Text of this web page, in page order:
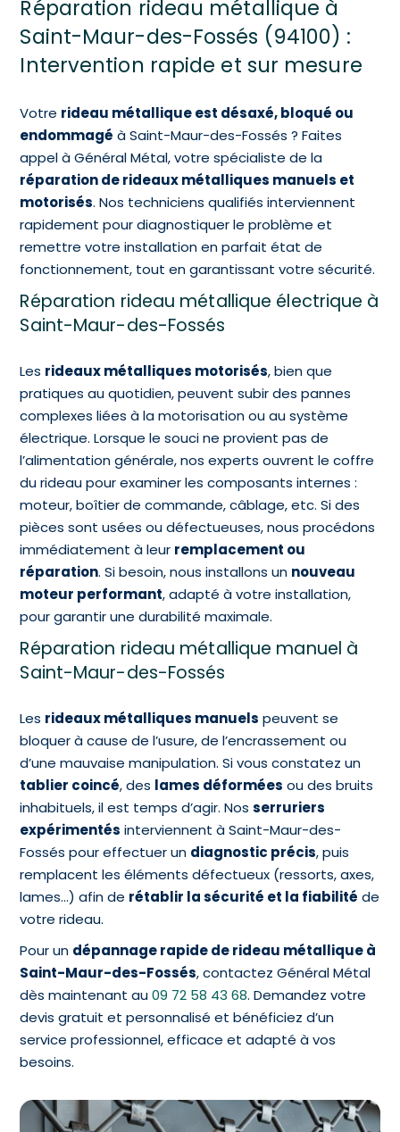
Réparation rideau métallique à
Saint-Maur-des-Fossés (94100) :
Intervention rapide et sur mesure
Votre rideau métallique est désaxé, bloqué ou
endommagé à Saint-Maur-des-Fossés ? Faites
appel à Général Métal, votre spécialiste de la
réparation de rideaux métalliques manuels et
motorisés. Nos techniciens qualifiés interviennent
rapidement pour diagnostiquer le problème et
remettre votre installation en parfait état de
fonctionnement, tout en garantissant votre sécurité.
Réparation rideau métallique électrique à
Saint-Maur-des-Fossés
Les rideaux métalliques motorisés, bien que
pratiques au quotidien, peuvent subir des pannes
complexes liées à la motorisation ou au système
électrique. Lorsque le souci ne provient pas de
l’alimentation générale, nos experts ouvrent le coffre
du rideau pour examiner les composants internes :
moteur, boîtier de commande, câblage, etc. Si des
pièces sont usées ou défectueuses, nous procédons
immédiatement à leur remplacement ou
réparation. Si besoin, nous installons un nouveau
moteur performant, adapté à votre installation,
pour garantir une durabilité maximale.
Réparation rideau métallique manuel à
Saint-Maur-des-Fossés
Les rideaux métalliques manuels peuvent se
bloquer à cause de l’usure, de l’encrassement ou
d’une mauvaise manipulation. Si vous constatez un
tablier coincé, des lames déformées ou des bruits
inhabituels, il est temps d’agir. Nosserruriers
expérimentés interviennent à Saint-Maur-des-
Fossés pour effectuer un diagnostic précis, puis
remplacent les éléments défectueux (ressorts, axes,
lames…) afin de rétablir la sécurité et la fiabilité de
votre rideau.
Pour un dépannage rapide de rideau métallique à
Saint-Maur-des-Fossés, contactez Général Métal
dès maintenant au09 72 58 43 68. Demandez votre
devis gratuit et personnalisé et bénéficiez d’un
service professionnel, efficace et adapté à vos
besoins.